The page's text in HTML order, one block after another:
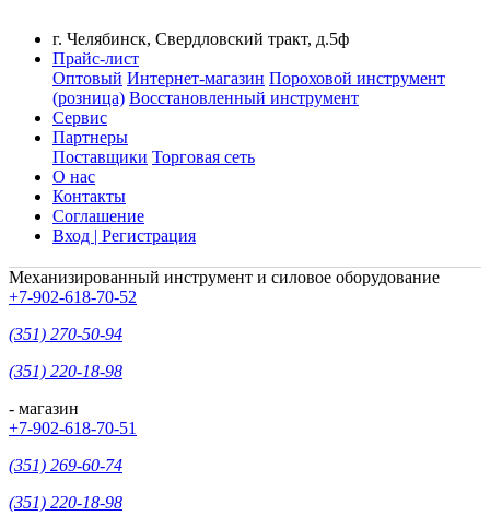
г. Челябинск, Свердловский тракт, д.5ф
Прайс-лист
Оптовый Интернет-магазин Пороховой инструмент
(розница) Восстановленный инструмент
Сервис
Партнеры
Поставщики Торговая сеть
О нас
Контакты
Соглашение
Вход | Регистрация
Механизированный инструмент и силовое оборудование
+7-902-618-70-52
(351) 270-50-94
(351) 220-18-98
- магазин
+7-902-618-70-51
(351) 269-60-74
(351) 220-18-98